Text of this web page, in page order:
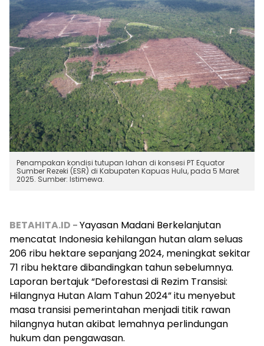
Penampakan kondisi tutupan lahan di konsesi PT Equator
Sumber Rezeki (ESR) di Kabupaten Kapuas Hulu, pada 5 Maret
2025. Sumber: Istimewa.
BETAHITA.ID -Yayasan Madani Berkelanjutan
mencatat Indonesia kehilangan hutan alam seluas
206 ribu hektare sepanjang 2024, meningkat sekitar
71 ribu hektare dibandingkan tahun sebelumnya.
Laporan bertajuk “Deforestasi di Rezim Transisi:
Hilangnya Hutan Alam Tahun 2024” itu menyebut
masa transisi pemerintahan menjadi titik rawan
hilangnya hutan akibat lemahnya perlindungan
hukum dan pengawasan.